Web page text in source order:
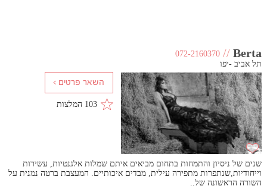
Berta
//
072-2160370
תל אביב -יפו
103 המלצות
שנים של ניסיון והתמחות בתחום מביאים איתם שמלות אלגנטיות, עשירות
וייחודיות,שנתפרות מתפירה עילית, מבדים איכותיים. המעצבת ברטה נמנית על
השורה הראשונה של..